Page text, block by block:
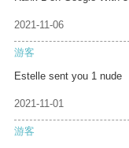
2021-11-06
游客
Estelle sent you 1 nude
2021-11-01
游客